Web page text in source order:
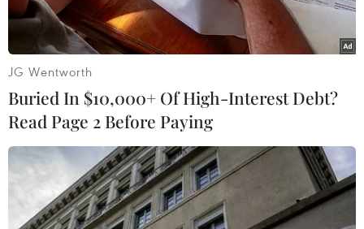
29/05/2014 15:02
Liên minh châu Âu sẽ cấm vận dầu mỏ của Syria và
phong tỏa tài sản của những cá nhân có liên quan đến
Tổng thống nước này Bashar al-Assad.
JG Wentworth
Buried In $10,000+ Of High-Interest Debt?
Read Page 2 Before Paying